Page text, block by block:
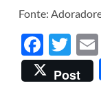
Fonte:
Post